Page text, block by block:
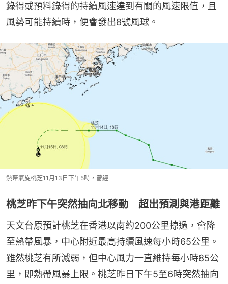
錄得或預料錄得的持續風速達到有關的風速限值，且
風勢可能持續時，便會發出8號風球。
熱帶氣旋桃芝11月13日下午5時，曾經
桃芝昨下午突然抽向北移動 超出預測與港距離
天文台原預計桃芝在香港以南約200公里掠過，會降
至熱帶風暴，中心附近最高持續風速每小時65公里。
雖然桃芝有所減弱，但中心風力一直維持每小時85公
里，即熱帶風暴上限。桃芝昨日下午5至6時突然抽向